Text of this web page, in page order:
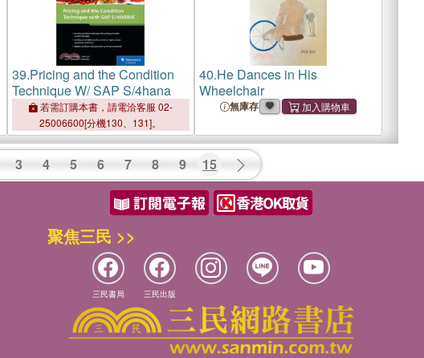
39.Pricing and the Condition
Technique W/ SAP S/4hana
若需訂購本書，請電洽客服 02-
25006600[分機130、131]。
40.He Dances in His
Wheelchair
無庫存
3 4 5 6 7 8 9 15
聚焦三民 >>
三民書局 三民出版